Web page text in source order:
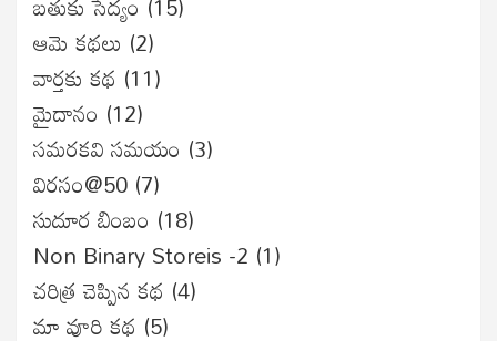
ఆమె కథలు (2)
వార్తకు కథ (11)
మైదానం (12)
సమరకవి సమయం (3)
విరసం@50 (7)
సుదూర బింబం (18)
Non Binary Storeis -2 (1)
చరిత్ర చెప్పిన కథ (4)
మా వూరి కథ (5)